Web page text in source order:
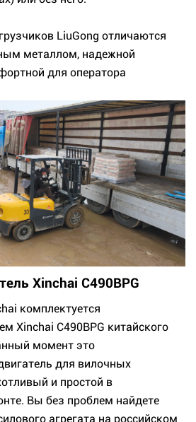
LiuGong отличаются
металлом, надежной
для оператора
Xinchai C490BPG
комплектуется
Xinchai C490BPG китайского
момент это
для вилочных
и простой в
Вы без проблем найдете
агрегата на российском